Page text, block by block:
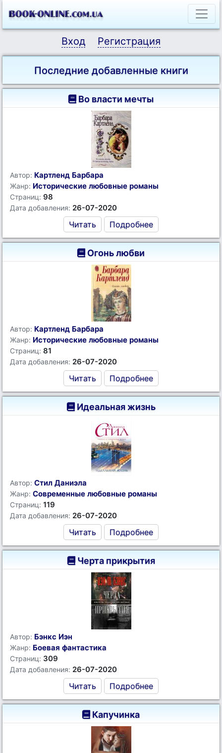
Вход Регистрация
Последние добавленные книги
Во власти мечты
Автор: Картленд Барбара
Жанр: Исторические любовные романы
Страниц: 98
Дата добавления: 26-07-2020
Читать Подробнее
Огонь любви
Автор: Картленд Барбара
Жанр: Исторические любовные романы
Страниц: 81
Дата добавления: 26-07-2020
Читать Подробнее
Идеальная жизнь
Автор: Стил Даниэла
Жанр: Современные любовные романы
Страниц: 119
Дата добавления: 26-07-2020
Читать Подробнее
Черта прикрытия
Автор: Бэнкс Иэн
Жанр: Боевая фантастика
Страниц: 309
Дата добавления: 26-07-2020
Читать Подробнее
Капучинка